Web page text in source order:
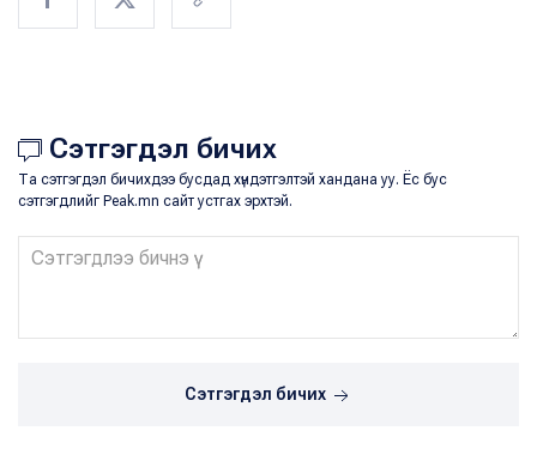
Сэтгэгдэл бичих
Та сэтгэгдэл бичихдээ бусдад хүндэтгэлтэй хандана уу. Ёс бус
сэтгэгдлийг Peak.mn сайт устгах эрхтэй.
Сэтгэгдэл бичих